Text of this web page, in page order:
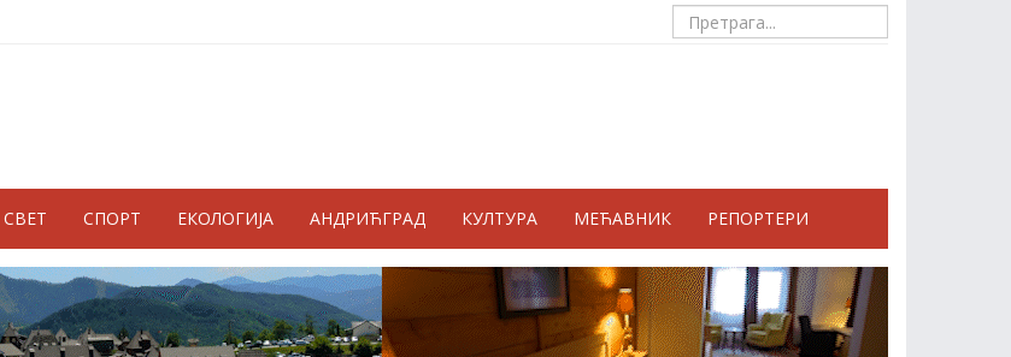
СВЕТ СПОРТ ЕКОЛОГИЈА АНДРИЋГРАД КУЛТУРА МЕЋАВНИК РЕПОРТЕРИ